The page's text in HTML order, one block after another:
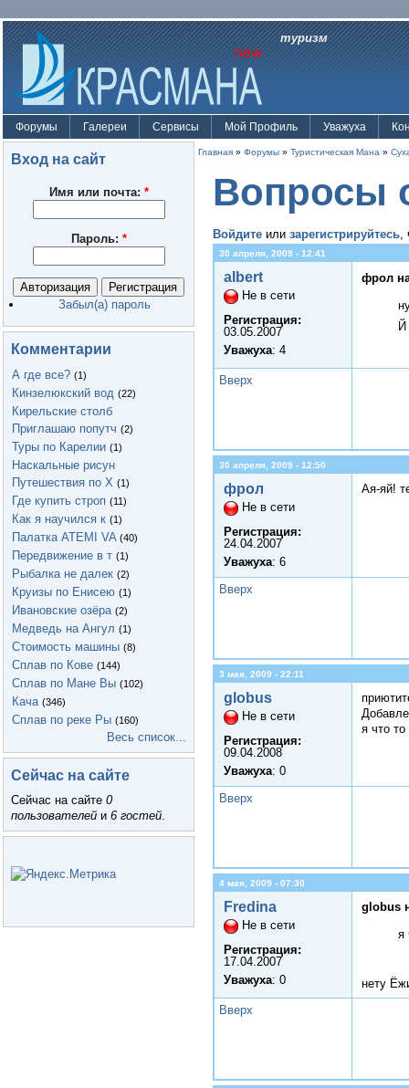
туризм
Форумы Галереи Сервисы Мой Профиль Уважуха
Вход на сайт
Имя или почта: *
Пароль: *
Забыл(а) пароль
Комментарии
А где все? (1)
Кинзелюкский вод (22)
Кирельские столб
Приглашаю попутч (2)
Туры по Карелии (1)
Наскальные рисун
Путешествия по Х (1)
Где купить строп (11)
Как я научился к (1)
Палатка ATEMI VA (40)
Передвижение в т (1)
Рыбалка не далек (2)
Круизы по Енисею (1)
Ивановские озёра (2)
Медведь на Ангул (1)
Стоимость машины (8)
Сплав по Кове (144)
Сплав по Мане Вы (102)
Кача (346)
Сплав по реке Ры (160)
Весь список...
Сейчас на сайте
Сейчас на сайте 0
пользователей и 6 гостей.
Главная » Форумы » Туристическая Мана »
Вопросы
Войдите или зарегистрируйтесь,
30 апреля, 2009 - 12:41
albert
Не в сети
Регистрация:
03.05.2007
Уважуха: 4
фрол
Й
Вверх
30 апреля, 2009 - 12:50
фрол
Не в сети
Регистрация:
24.04.2007
Уважуха: 6
Ая-яй!
Вверх
3 мая, 2009 - 22:11
globus
Не в сети
Регистрация:
09.04.2008
Уважуха: 0
я что
Вверх
4 мая, 2009 - 07:30
Fredina
Не в сети
Регистрация:
17.04.2007
Уважуха: 0
globus
я
нету
Вверх